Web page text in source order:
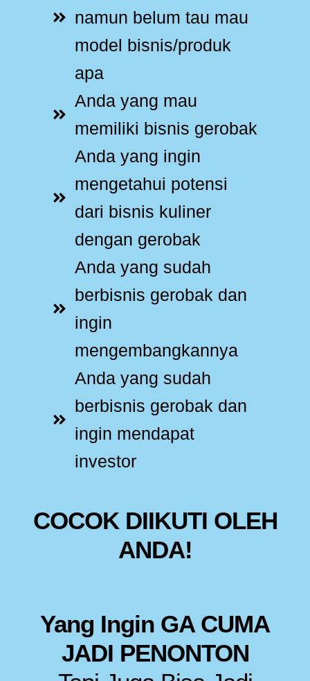
namun belum tau mau
model bisnis/produk
apa
Anda yang mau
memiliki bisnis gerobak
Anda yang ingin
mengetahui potensi
dari bisnis kuliner
dengan gerobak
Anda yang sudah
berbisnis gerobak dan
ingin
mengembangkannya
Anda yang sudah
berbisnis gerobak dan
ingin mendapat
investor
COCOK DIIKUTI OLEH
ANDA!
Yang Ingin GA CUMA
JADI PENONTON